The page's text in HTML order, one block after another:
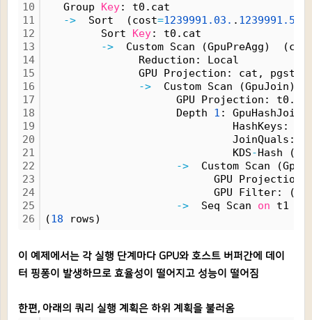
10
11
12
13
14
15
16
17
18
19
20
21
22
23
24
25
26
Group Key: t0.cat
-> Sort  (cost=1239991. 03. . 1239991. 50
Sort Key: t0.cat
-> Custom Scan (GpuPreAgg)
Reduction: Local
GPU Projection: cat,
-> Custom Scan (GpuJoin)
GPU Projection: t0.cat,
Depth 1 : GpuHashJoin
HashKeys:
JoinQuals:
KDS-Hash
-> Custom Scan
GPU Projection:
GPU Filter:
-> Seq Scan on t1
(18 rows)
이 예제에서는 각 실행 단계마다 GPU와 호스트 버퍼간에 데이
터 핑퐁이 발생하므로 효율성이 떨어지고 성능이 떨어짐
한편, 아래의 쿼리 실행 계획은 하위 계획을 불러옴